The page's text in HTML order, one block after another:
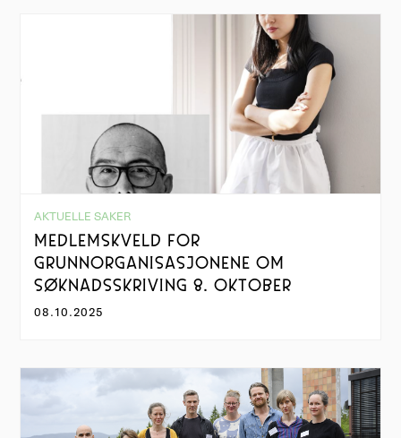
AKTUELLE SAKER
MEDLEMSKVELD FOR
GRUNNORGANISASJONENE OM
SØKNADSSKRIVING 8. OKTOBER
08.10.2025